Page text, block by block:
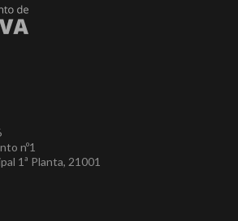
nº1
1ª Planta, 21001